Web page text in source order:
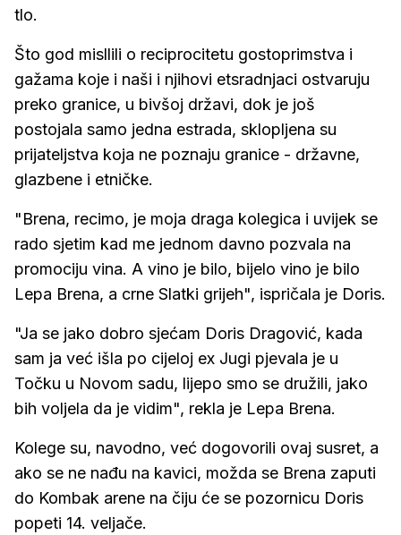
tlo.
Što god misllili o reciprocitetu gostoprimstva i
gažama koje i naši i njihovi etsradnjaci ostvaruju
preko granice, u bivšoj državi, dok je još
postojala samo jedna estrada, sklopljena su
prijateljstva koja ne poznaju granice - državne,
glazbene i etničke.
"Brena, recimo, je moja draga kolegica i uvijek se
rado sjetim kad me jednom davno pozvala na
promociju vina. A vino je bilo, bijelo vino je bilo
Lepa Brena, a crne Slatki grijeh", ispričala je Doris.
"Ja se jako dobro sjećam Doris Dragović, kada
sam ja već išla po cijeloj ex Jugi pjevala je u
Točku u Novom sadu, lijepo smo se družili, jako
bih voljela da je vidim", rekla je Lepa Brena.
Kolege su, navodno, već dogovorili ovaj susret, a
ako se ne nađu na kavici, možda se Brena zaputi
do Kombak arene na čiju će se pozornicu Doris
popeti 14. veljače.